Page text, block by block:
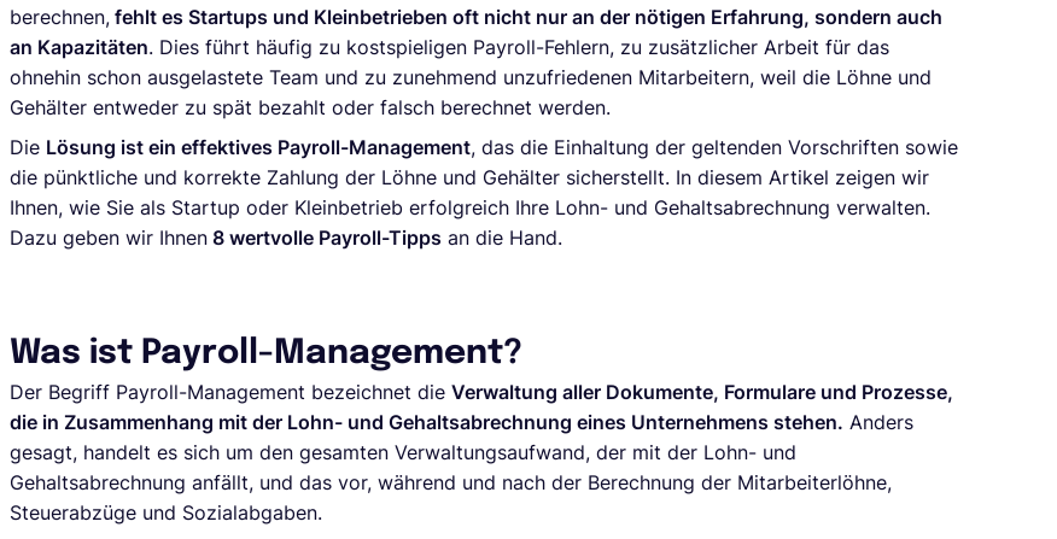
berechnen, fehlt es Startups und Kleinbetrieben oft nicht nur an der nötigen Erfahrung, sondern auch
an Kapazitäten. Dies führt häufig zu kostspieligen Payroll-Fehlern, zu zusätzlicher Arbeit für das
ohnehin schon ausgelastete Team und zu zunehmend unzufriedenen Mitarbeitern, weil die Löhne und
Gehälter entweder zu spät bezahlt oder falsch berechnet werden.
Die Lösung ist ein effektives Payroll-Management, das die Einhaltung der geltenden Vorschriften sowie
die pünktliche und korrekte Zahlung der Löhne und Gehälter sicherstellt. In diesem Artikel zeigen wir
Ihnen, wie Sie als Startup oder Kleinbetrieb erfolgreich Ihre Lohn- und Gehaltsabrechnung verwalten.
Dazu geben wir Ihnen 8 wertvolle Payroll-Tipps an die Hand.
Was ist Payroll-Management?
Der Begriff Payroll-Management bezeichnet die Verwaltung aller Dokumente, Formulare und Prozesse,
die in Zusammenhang mit der Lohn- und Gehaltsabrechnung eines Unternehmens stehen. Anders
gesagt, handelt es sich um den gesamten Verwaltungsaufwand, der mit der Lohn- und
Gehaltsabrechnung anfällt, und das vor, während und nach der Berechnung der Mitarbeiterlöhne,
Steuerabzüge und Sozialabgaben.